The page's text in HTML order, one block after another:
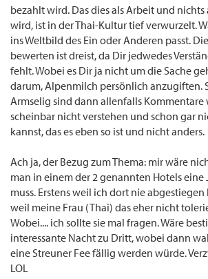
bezahlt wird. Das dies als Arbeit und nichts
wird, ist in der Thai-Kultur tief verwurzelt.
ins Weltbild des Ein oder Anderen passt.
bewerten ist dreist, da Dir jedwedes
fehlt. Wobei es Dir ja nicht um die Sache
darum, Alpenmilch persönlich anzugiften.
Armselig sind dann allenfalls Kommentare
scheinbar nicht verstehen und schon gar
kannst, das es eben so ist und nicht anders.
Ach ja, der Bezug zum Thema: mir wäre
man in einem der 2 genannten Hotels eine
muss. Erstens weil ich dort nie
weil meine Frau (Thai) das eher nicht
Wobei.... ich sollte sie mal fragen. Wäre
interessante Nacht zu Dritt, wobei dann
eine Streuner Fee fällig werden würde.
LOL